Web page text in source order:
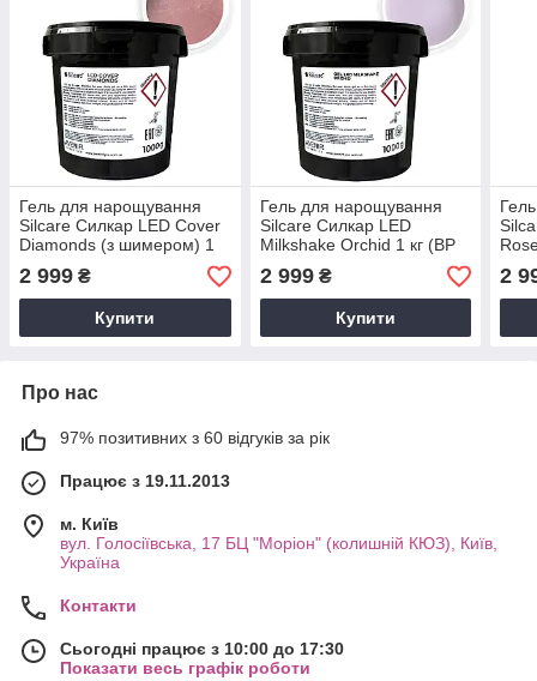
Гель для нарощування
Silcare Силкар LED Cover
Diamonds (з шимером) 1
кг (BP free)
2 999 ₴
Купити
Гель для нарощування
Silcare Силкар LED
Milkshake Orchid 1 кг (BP
free)
2 999₴
Купити
2
Про нас
97% позитивних з 60 відгуків за рік
Працює з 19.11.2013
м. Київ
вул. Голосіївська, 17 БЦ "Моріон" (колишній КЮЗ), Київ,
Україна
Контакти
Сьогодні працює з 10:00 до 17:30
Показати весь графік роботи